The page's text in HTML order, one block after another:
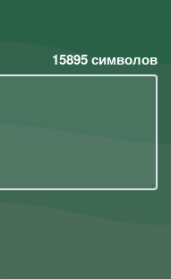
15895символов